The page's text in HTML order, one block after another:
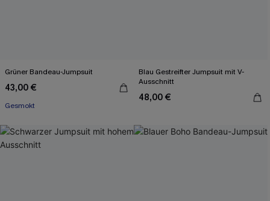
Grüner Bandeau-Jumpsuit
43,00 €
Gesmokt
Blau Gestreifter Jumpsuit mit V-
Ausschnitt
48,00 €